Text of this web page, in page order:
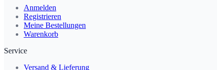
Anmelden
Registrieren
Meine Bestellungen
Warenkorb
Service
Versand & Lieferung